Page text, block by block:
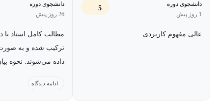
دانشجوی دوره
1 روز پیش
5
عالی مفهوم کاربردی
دانشجوی دوره
26 روز پیش
مطالب کامل استاد با
ترکیب شده و به
داده می‌شوند. نحوه
ادامه دیدگاه